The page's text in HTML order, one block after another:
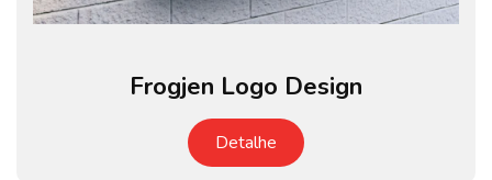
Frogjen Logo Design
Detalhe